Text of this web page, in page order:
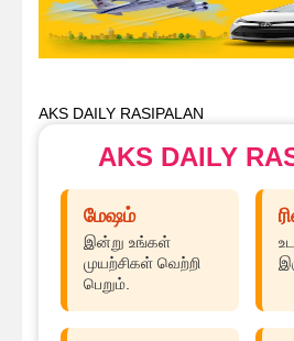
AKS DAILY RASIPALAN
AKS DAILY
மேஷம்
இன்று உங்கள்
முயற்சிகள் வெற்றி
பெறும்.